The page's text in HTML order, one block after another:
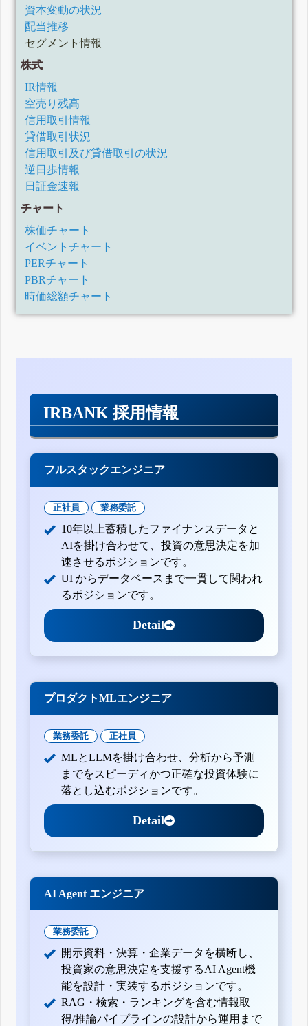
資本変動の状況
配当推移
セグメント情報
株式
IR情報
空売り残高
信用取引情報
貸借取引状況
信用取引及び貸借取引の状況
逆日歩情報
日証金速報
チャート
株価チャート
イベントチャート
PERチャート
PBRチャート
時価総額チャート
IRBANK 採用情報
フルスタックエンジニア
正社員 業務委託
10年以上蓄積したファイナンスデータと
AIを掛け合わせて、投資の意思決定を加
速させるポジションです。
UI からデータベースまで一貫して関われ
るポジションです。
Detail
プロダクトMLエンジニア
業務委託 正社員
MLとLLMを掛け合わせ、分析から予測
までをスピーディかつ正確な投資体験に
落とし込むポジションです。
Detail
AI Agent エンジニア
業務委託
開示資料・決算・企業データを横断し、
投資家の意思決定を支援するAI Agent機
能を設計・実装するポジションです。
RAG・検索・ランキングを含む情報取
得/推論パイプラインの設計から運用まで